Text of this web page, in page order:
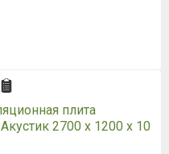
плита
2700 х 1200 х 10